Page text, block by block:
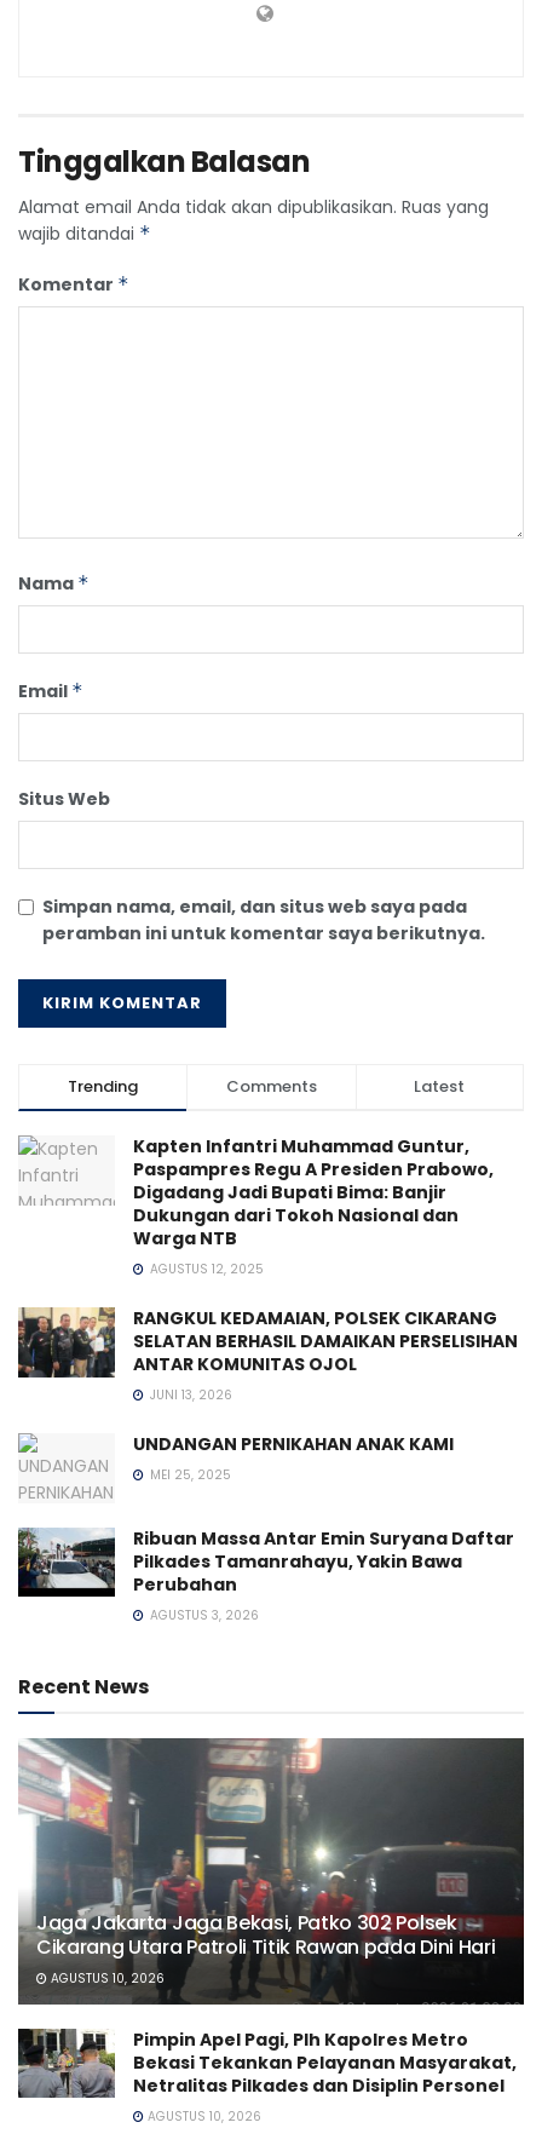
Tinggalkan Balasan
Alamat email Anda tidak akan dipublikasikan. Ruas yang
wajib ditandai *
Komentar *
Nama *
Email *
Situs Web
Simpan nama, email, dan situs web saya pada
peramban ini untuk komentar saya berikutnya.
Trending Comments Latest
Kapten Infantri Muhammad Guntur,
Paspampres Regu A Presiden Prabowo,
Digadang Jadi Bupati Bima: Banjir
Dukungan dari Tokoh Nasional dan
Warga NTB
AGUSTUS 12, 2025
RANGKUL KEDAMAIAN, POLSEK CIKARANG
SELATAN BERHASIL DAMAIKAN PERSELISIHAN
ANTAR KOMUNITAS OJOL
JUNI 13, 2026
UNDANGAN PERNIKAHAN ANAK KAMI
MEI 25, 2025
Ribuan Massa Antar Emin Suryana Daftar
Pilkades Tamanrahayu, Yakin Bawa
Perubahan
AGUSTUS 3, 2026
Recent News
Jaga Jakarta Jaga Bekasi, Patko 302 Polsek
Cikarang Utara Patroli Titik Rawan pada Dini Hari
AGUSTUS 10, 2026
Pimpin Apel Pagi, Plh Kapolres Metro
Bekasi Tekankan Pelayanan Masyarakat,
Netralitas Pilkades dan Disiplin Personel
AGUSTUS 10, 2026